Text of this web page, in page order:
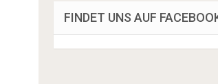
FINDET UNS AUF